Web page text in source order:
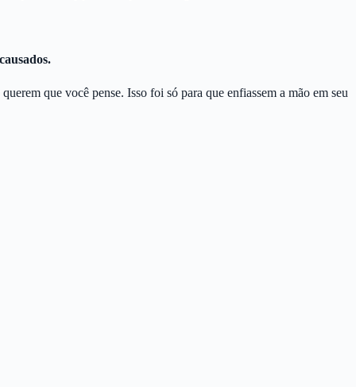
que você pense. Isso foi só para que enfiassem a mão em seu